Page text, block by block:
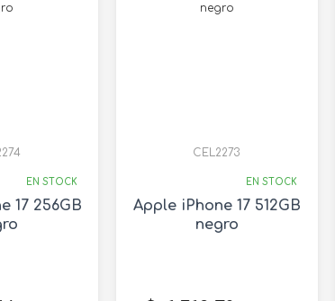
EN STOCK
17 256GB
CEL2273
EN STOCK
Apple iPhone 17 512GB
negro